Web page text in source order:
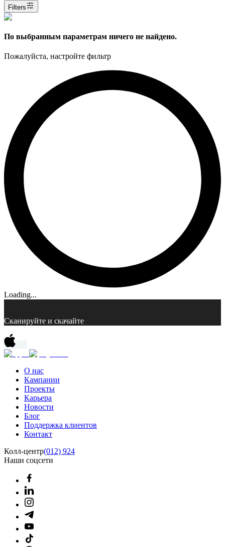
Filters
По выбранным параметрам ничего не найдено.
Пожалуйста, настройте фильтр
Loading...
Сканируйте и скачайте
О нас
Кампании
Проекты
Карьера
Новости
Блог
Поддержка клиентов
Контакт
Колл-центр(012) 924
Наши соцсети